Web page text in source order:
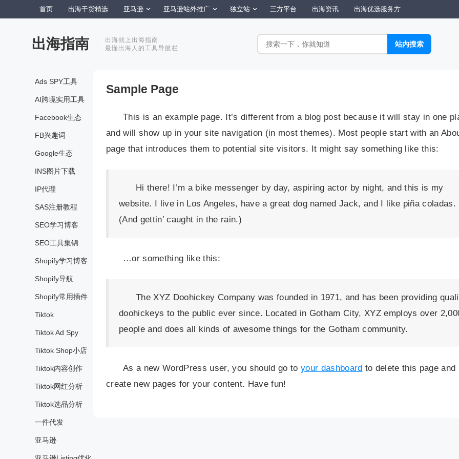
首页 出海干货精选 亚马逊 亚马逊站外推广 独立站 三方平台 出海资讯 出海优选服务方
出海指南
出海就上出海指南
最懂出海人的工具导航栏
Ads SPY工具
AI跨境实用工具
Facebook生态
FB兴趣词
Google生态
INS图片下载
IP代理
SAS注册教程
SEO学习博客
SEO工具集锦
Shopify学习博客
Shopify导航
Shopify常用插件
Tiktok
Tiktok Ad Spy
Tiktok Shop小店
Tiktok内容创作
Tiktok网红分析
Tiktok选品分析
一件代发
亚马逊
Sample Page
This is an example page. It’s different from a blog post because it will stay in one
and will show up in your site navigation (in most themes). Most people start with an
page that introduces them to potential site visitors. It might say something like this:
Hi there! I’m a bike messenger by day, aspiring actor by night, and this is my
website. I live in Los Angeles, have a great dog named Jack, and I like piña coladas.
(And gettin’ caught in the rain.)
…or something like this:
The XYZ Doohickey Company was founded in 1971, and has been providing
doohickeys to the public ever since. Located in Gotham City, XYZ employs over
people and does all kinds of awesome things for the Gotham community.
As a new WordPress user, you should go to your dashboard to delete this page and
create new pages for your content. Have fun!